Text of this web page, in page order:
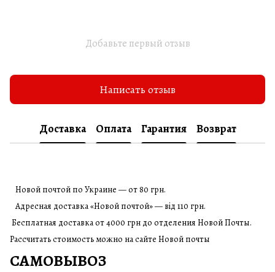
Добавьте первый отзыв
Написать отзыв
Доставка Оплата Гарантия Возврат
Новой почтой по Украине — от 80 грн.
Адресная доставка «Новой почтой» — від 110 грн.
Бесплатная доставка от 4000 грн до отделения Новой Почты.
Рассчитать стоимость можно на сайте Новой почты
САМОВЫВОЗ